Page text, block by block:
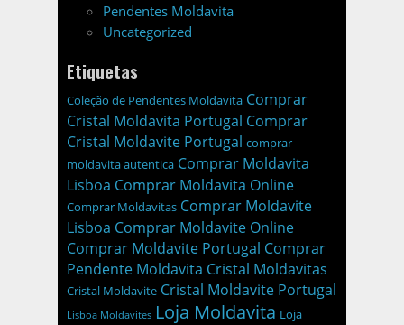
Pendentes Moldavita
Uncategorized
Etiquetas
Coleção de Pendentes Moldavita Comprar
Cristal Moldavita Portugal Comprar
Cristal Moldavite Portugal comprar
moldavita autentica Comprar Moldavita
Lisboa Comprar Moldavita Online
Comprar Moldavitas Comprar Moldavite
Lisboa Comprar Moldavite Online
Comprar Moldavite Portugal Comprar
Pendente Moldavita Cristal Moldavitas
Cristal Moldavite Cristal Moldavite Portugal
Lisboa Moldavites Loja Moldavita Loja